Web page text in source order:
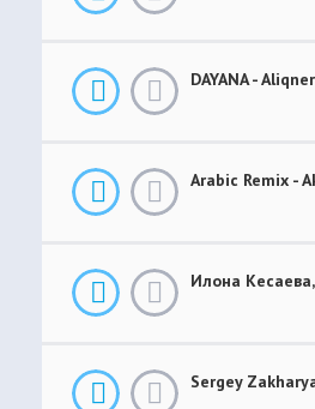
DAYANA -
Sergey